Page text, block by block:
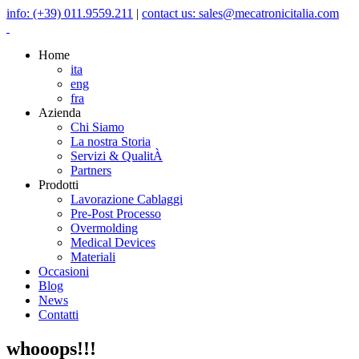
info: (+39) 011.9559.211 | contact us: sales@mecatronicitalia.com
Home
ita
eng
fra
Azienda
Chi Siamo
La nostra Storia
Servizi & QualitÀ
Partners
Prodotti
Lavorazione Cablaggi
Pre-Post Processo
Overmolding
Medical Devices
Materiali
Occasioni
Blog
News
Contatti
whooops!!!